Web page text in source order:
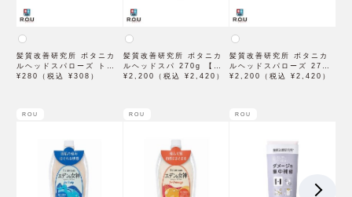
髪質改善研究所 ボタニカ
ルヘッドスパローズ トラ
イアル 30g 【石澤研究
¥280（税込 ¥308）
髪質改善研究所 ボタニカ
ルヘッドスパ 270g 【石
澤研究所】
¥2,200（税込 ¥2,420）
髪質改善研究所 ボタニカ
ルヘッドスパローズ 270g
【石澤研究所】
¥2,200（税込 ¥2,420）
ROU ROU ROU